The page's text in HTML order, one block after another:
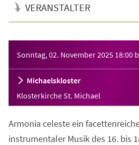
VERANSTALTER
Sonntag, 02. November 2025 18:00
Michaelskloster
Klosterkirche St. Michael
Armonia celeste ein
instrumentaler Musik des 16. bis